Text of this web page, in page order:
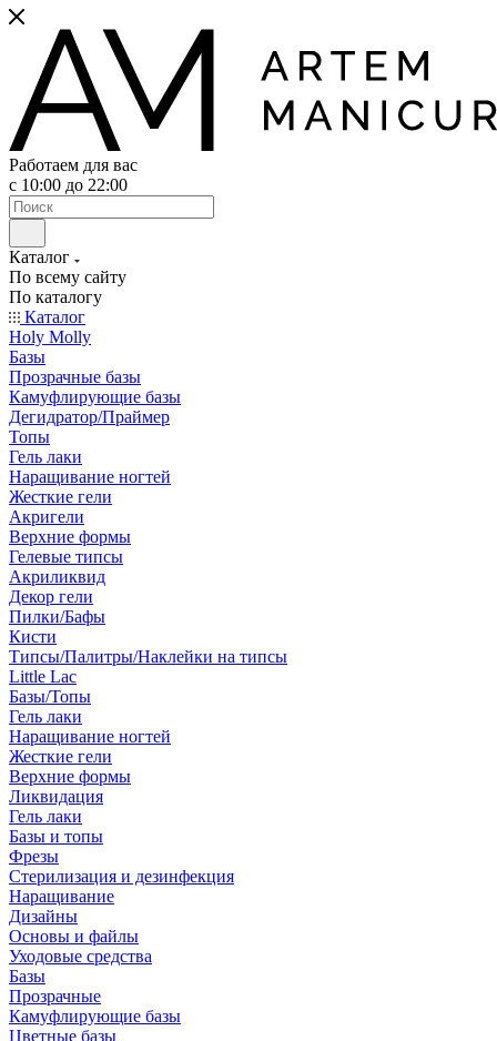
Работаем для вас
с 10:00 до 22:00
Каталог
По всему сайту
По каталогу
Каталог
Holy Molly
Базы
Прозрачные базы
Камуфлирующие базы
Дегидратор/Праймер
Топы
Гель лаки
Наращивание ногтей
Жесткие гели
Акригели
Верхние формы
Гелевые типсы
Акриликвид
Декор гели
Пилки/Бафы
Кисти
Типсы/Палитры/Наклейки на типсы
Little Lac
Базы/Топы
Гель лаки
Наращивание ногтей
Жесткие гели
Верхние формы
Ликвидация
Гель лаки
Базы и топы
Фрезы
Стерилизация и дезинфекция
Наращивание
Дизайны
Основы и файлы
Уходовые средства
Базы
Прозрачные
Камуфлирующие базы
Цветные базы